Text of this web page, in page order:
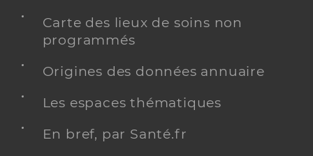
Carte des lieux de soins non
programmés
Origines des données annuaire
Les espaces thématiques
En bref, par Santé.fr